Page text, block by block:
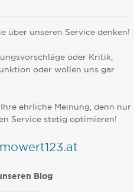
über unseren Service denken!
oder Kritik,
oder wollen uns gar
ehrliche Meinung, denn nur
Service stetig optimieren!
Blog